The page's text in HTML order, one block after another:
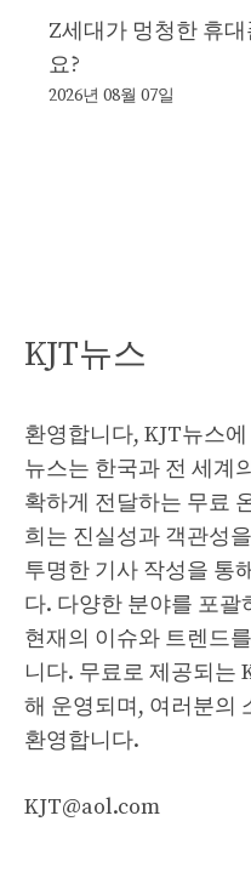
Z세대가 멍청한 휴
요?
2026년 08월 07일
KJT뉴스
환영합니다, KJT뉴스
뉴스는 한국과 전 세계
확하게 전달하는 무료
희는 진실성과 객관성
투명한 기사 작성을 통
다. 다양한 분야를 포괄
현재의 이슈와 트렌드
니다. 무료로 제공되는
해 운영되며, 여러분의
환영합니다.
KJT@aol.com